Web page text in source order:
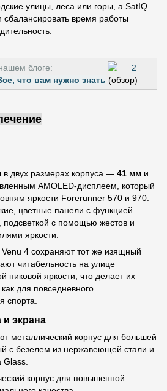
улицы, леса или горы, а SatIQ
сбалансировать время работы
блоге:
что вам нужно знать (обзор)
в двух размерах корпуса — 41 мм и
AMOLED-дисплеем, который
яркости Forerunner 570 и 970.
цветные панели с функцией
подсветкой с помощью жестов и
яркости.
4 сохраняют тот же изящный
читабельность на улице
пиковой яркости, что делает их
для повседневного
спорта.
экрана
металлический корпус для большей
с безелем из нержавеющей стали и
корпус для повышенной